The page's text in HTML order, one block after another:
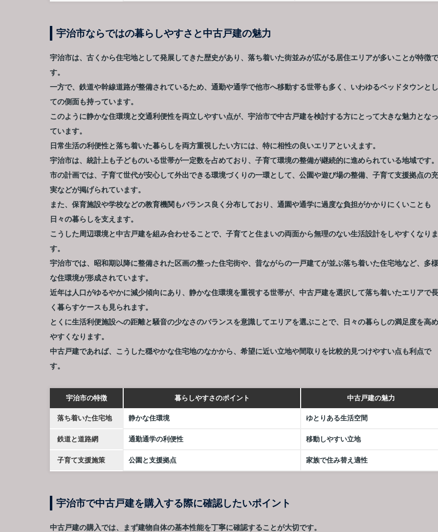
宇治市ならではの暮らしやすさと中古戸建の魅力
宇治市は、古くから住宅地として発展してきた歴史があり、落ち着いた街並みが広がる居住エリアが多いことが特徴で
す。
一方で、鉄道や幹線道路が整備されているため、通勤や通学で他市へ移動する世帯も多く、いわゆるベッドタウンとし
ての側面も持っています。
このように静かな住環境と交通利便性を両立しやすい点が、宇治市で中古戸建を検討する方にとって大きな魅力となっ
ています。
日常生活の利便性と落ち着いた暮らしを両方重視したい方には、特に相性の良いエリアといえます。
宇治市は、統計上も子どものいる世帯が一定数を占めており、子育て環境の整備が継続的に進められている地域です。
市の計画では、子育て世代が安心して外出できる環境づくりの一環として、公園や遊び場の整備、子育て支援拠点の充
実などが掲げられています。
また、保育施設や学校などの教育機関もバランス良く分布しており、通園や通学に過度な負担がかかりにくいことも
日々の暮らしを支えます。
こうした周辺環境と中古戸建を組み合わせることで、子育てと住まいの両面から無理のない生活設計をしやすくなりま
す。
宇治市では、昭和期以降に整備された区画の整った住宅街や、昔ながらの一戸建てが並ぶ落ち着いた住宅地など、多様
な住環境が形成されています。
近年は人口がゆるやかに減少傾向にあり、静かな住環境を重視する世帯が、中古戸建を選択して落ち着いたエリアで長
く暮らすケースも見られます。
とくに生活利便施設への距離と騒音の少なさのバランスを意識してエリアを選ぶことで、日々の暮らしの満足度を高め
やすくなります。
中古戸建であれば、こうした穏やかな住宅地のなかから、希望に近い立地や間取りを比較的見つけやすい点も利点で
す。
宇治市の特徴 暮らしやすさのポイント 中古戸建の魅力
落ち着いた住宅地 静かな住環境 ゆとりある生活空間
鉄道と道路網 通勤通学の利便性 移動しやすい立地
子育て支援施策 公園と支援拠点 家族で住み替え適性
宇治市で中古戸建を購入する際に確認したいポイント
中古戸建の購入では、まず建物自体の基本性能を丁寧に確認することが大切です。